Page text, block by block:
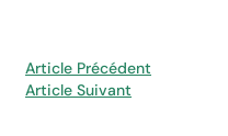
Article Précédent
Article Suivant